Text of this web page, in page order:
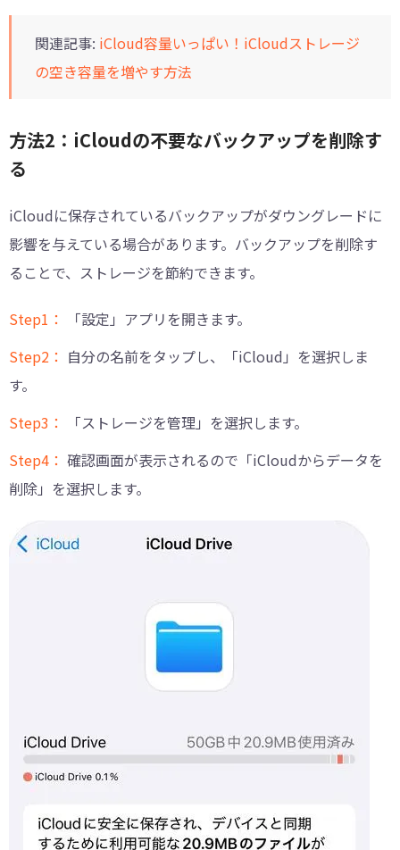
関連記事: iCloud容量いっぱい！iCloudストレージ
の空き容量を増やす方法
方法2：iCloudの不要なバックアップを削除す
る
iCloudに保存されているバックアップがダウングレードに
影響を与えている場合があります。バックアップを削除す
ることで、ストレージを節約できます。
Step1：
「設定」アプリを開きます。
Step2： 自分の名前をタップし、「iCloud」を選択しま
す。
Step3：
「ストレージを管理」を選択します。
Step4： 確認画面が表示されるので「iCloudからデータを
削除」を選択します。